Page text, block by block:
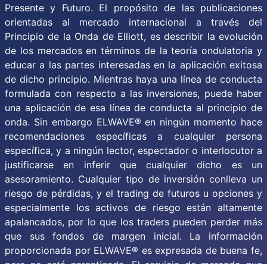
Presente y Futuro. El propósito de las publicaciones
orientadas al mercado internacional a través del
Principio de la Onda de Elliott, es describir la evolución
de los mercados en términos de la teoría ondulatoria y
educar a las partes interesadas en la aplicación exitosa
de dicho principio. Mientras haya una línea de conducta
formulada con respecto a las inversiones, puede haber
una aplicación de esa línea de conducta al principio de
onda. Sin embargo ELWAVE® en ningún momento hace
recomendaciones específicas a cualquier persona
específica, y a ningún lector, espectador o interlocutor a
justificarse en inferir que cualquier dicho es un
asesoramiento. Cualquier tipo de inversión conlleva un
riesgo de pérdidas, y el trading de futuros u opciones y
especialmente los activos de riesgo están altamente
apalancados, por lo que los traders pueden perder más
que sus fondos de margen inicial. La información
proporcionada por ELWAVE® es expresada de buena fe,